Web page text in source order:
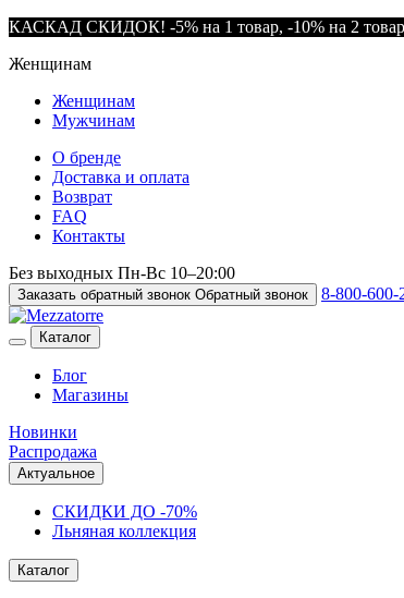
КАСКАД СКИДОК! -5% на 1 товар, -10% на 2
Женщинам
Женщинам
Мужчинам
О бренде
Доставка и оплата
Возврат
FAQ
Контакты
Без выходных Пн-Вс 10–20:00
Заказать обратный звонок Обратный звонок 8-800-600-
Каталог
Блог
Магазины
Новинки
Распродажа
Актуальное
СКИДКИ ДО -70%
Льняная коллекция
Каталог